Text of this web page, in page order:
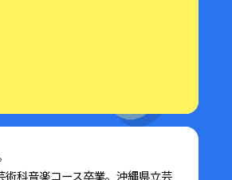
術科音楽コース卒業。沖縄県立芸